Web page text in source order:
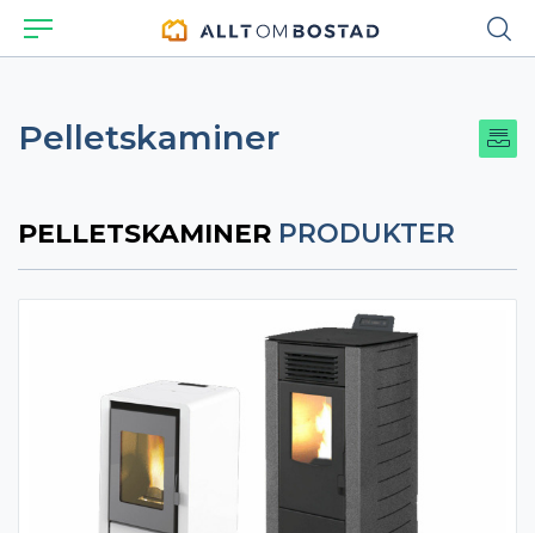
Pelletskaminer
PELLETSKAMINER PRODUKTER